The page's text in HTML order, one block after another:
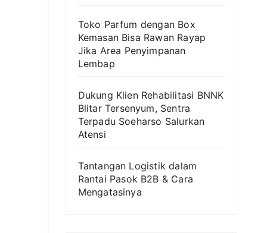
Toko Parfum dengan Box
Kemasan Bisa Rawan Rayap
Jika Area Penyimpanan
Lembap
Dukung Klien Rehabilitasi BNNK
Blitar Tersenyum, Sentra
Terpadu Soeharso Salurkan
Atensi
Tantangan Logistik dalam
Rantai Pasok B2B & Cara
Mengatasinya